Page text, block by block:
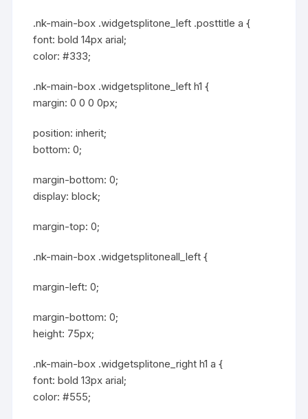
.nk-main-box .widgetsplitone_left .posttitle a {
font: bold 14px arial;
color: #333;
.nk-main-box .widgetsplitone_left h1 {
margin: 0 0 0 0px;
position: inherit;
bottom: 0;
margin-bottom: 0;
display: block;
margin-top: 0;
.nk-main-box .widgetsplitoneall_left {
margin-left: 0;
margin-bottom: 0;
height: 75px;
.nk-main-box .widgetsplitone_right h1 a {
font: bold 13px arial;
color: #555;